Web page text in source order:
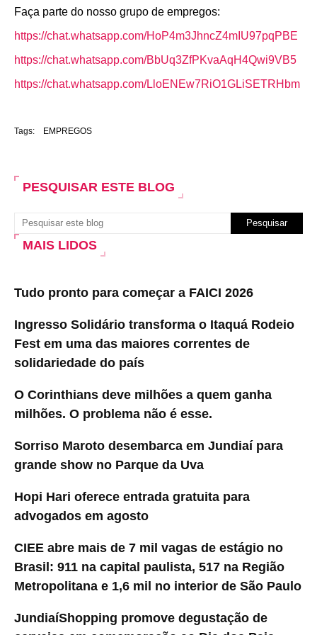
Faça parte do nosso grupo de empregos:
https://chat.whatsapp.com/HoP4m3JhncZ4mIU97pqPBE
https://chat.whatsapp.com/BbUq3ZfPKvaAqH4Qwi9VB5
https://chat.whatsapp.com/LloENEw7RiO1GLiSETRHbm
Tags: EMPREGOS
PESQUISAR ESTE BLOG
MAIS LIDOS
Tudo pronto para começar a FAICI 2026
Ingresso Solidário transforma o Itaquá Rodeio
Fest em uma das maiores correntes de
solidariedade do país
O Corinthians deve milhões a quem ganha
milhões. O problema não é esse.
Sorriso Maroto desembarca em Jundiaí para
grande show no Parque da Uva
Hopi Hari oferece entrada gratuita para
advogados em agosto
CIEE abre mais de 7 mil vagas de estágio no
Brasil: 911 na capital paulista, 517 na Região
Metropolitana e 1,6 mil no interior de São Paulo
JundiaíShopping promove degustação de